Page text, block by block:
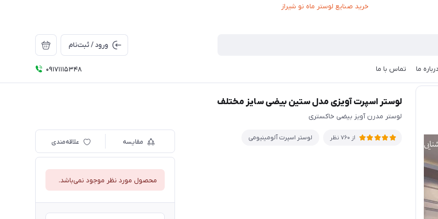
ورود / ثبت‌نام
درباره ما تماس با ما 09171115348 لوستر اسپرت آویزی مدل ستین بیضی سایز مختلف
لوستر اسپرت آویزی مدل ستین بیضی سایز مختلف
لوستر مدرن آویز بیضی خاکستری
از 760 نظر لوستر اسپرت آلومینیومی
مقایسه علاقه‌مندی
محصول مورد نظر موجود نمی‌باشد.